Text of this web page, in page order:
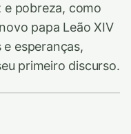
e pobreza, como
papa Leão XIV
esperanças,
primeiro discurso.